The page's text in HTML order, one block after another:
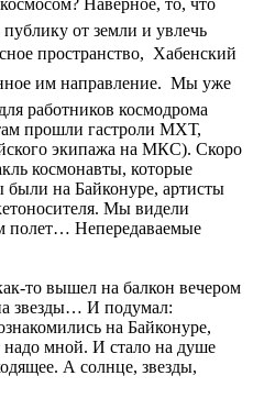
Наверное, то, что
публику от земли и увлечь
пространство,  Хабенский
им направление.  Мы уже
работников космодрома
прошли гастроли МХТ,
экипажа на МКС). Скоро
космонавты, которые
были на Байконуре, артисты
Мы видели
полет… Непередаваемые
то вышел на балкон вечером
звезды… И подумал:
на Байконуре,
надо мной. И стало на душе
А солнце, звезды,